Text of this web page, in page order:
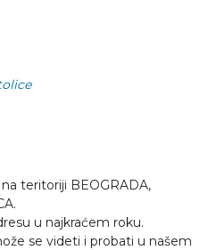
teritoriji BEOGRADA,
u najkraćem roku.
se videti i probati u našem